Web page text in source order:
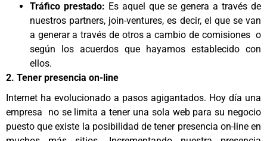
Tráfico prestado: Es aquel que se genera a través de
nuestros partners, join-ventures, es decir, el que se van
a generar a través de otros a cambio de comisiones o
según los acuerdos que hayamos establecido con
ellos.
2. Tener presencia on-line
Internet ha evolucionado a pasos agigantados. Hoy día una
empresa no se limita a tener una sola web para su negocio
puesto que existe la posibilidad de tener presencia on-line en